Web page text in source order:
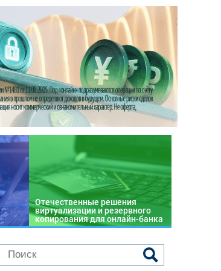
Отечественные решения
виртуализации и резервного
копирования для онлайн-банка